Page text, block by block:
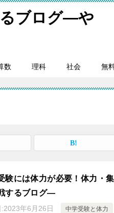
ブログ―や
数 理科 社会 無
験には体力が必要！体力・
するブログ―
2023年6月26日 中学受験と体力